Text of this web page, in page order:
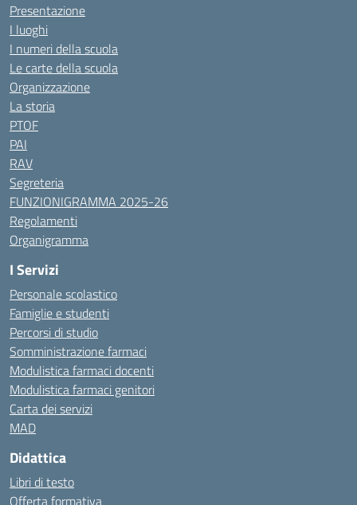
Presentazione
I luoghi
I numeri della scuola
Le carte della scuola
Organizzazione
La storia
PTOF
PAI
RAV
Segreteria
FUNZIONIGRAMMA 2025-26
Regolamenti
Organigramma
I Servizi
Personale scolastico
Famiglie e studenti
Percorsi di studio
Somministrazione farmaci
Modulistica farmaci docenti
Modulistica farmaci genitori
Carta dei servizi
MAD
Didattica
Libri di testo
Offerta formativa